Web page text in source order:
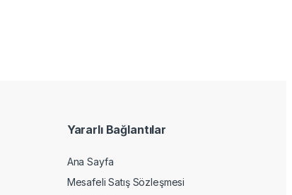
Yararlı Bağlantılar
Ana Sayfa
Mesafeli Satış Sözleşmesi